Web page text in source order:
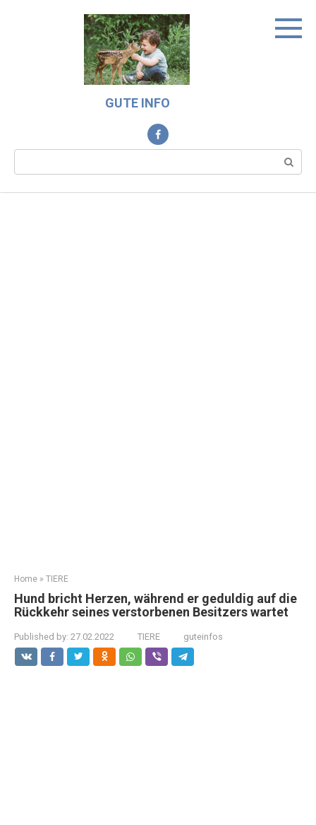
GUTE INFO
Search:
Home » TIERE
Hund bricht Herzen, während er geduldig auf die
Rückkehr seines verstorbenen Besitzers wartet
Published by: 27.02.2022 TIERE guteinfos